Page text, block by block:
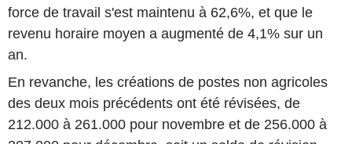
force de travail s'est maintenu à 62,6%, et que le
revenu horaire moyen a augmenté de 4,1% sur un
an.
En revanche, les créations de postes non agricoles
des deux mois précédents ont été révisées, de
212.000 à 261.000 pour novembre et de 256.000 à